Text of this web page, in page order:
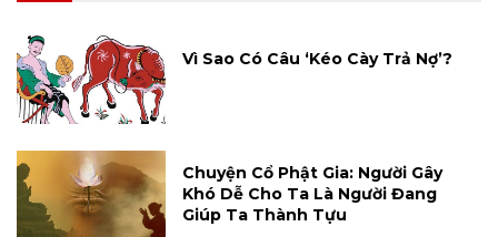
Vì Sao Có Câu ‘Kéo Cày Trả Nợ’?
Chuyện Cổ Phật Gia: Người Gây
Khó Dễ Cho Ta Là Người Đang
Giúp Ta Thành Tựu